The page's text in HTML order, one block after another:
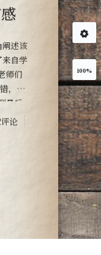
自学
师们
，是
最后
来了
有女
论
100%